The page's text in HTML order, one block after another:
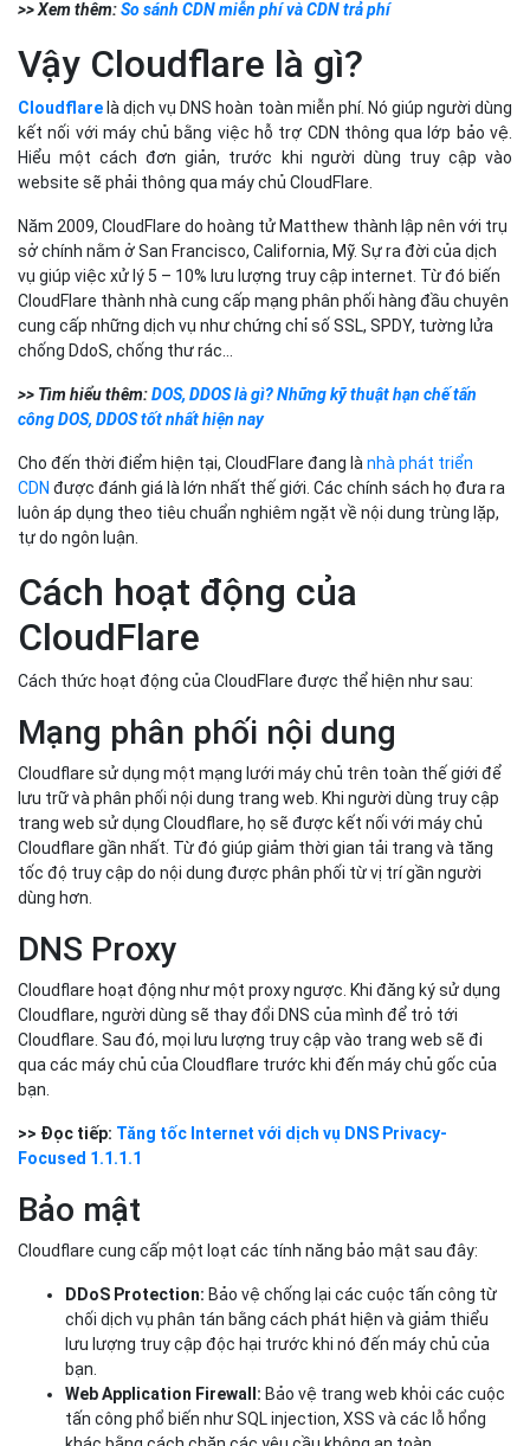
>> Xem thêm:So sánh CDN miễn phí và CDN trả phí
Vậy Cloudflare là gì?
Cloudflare là dịch vụ DNS hoàn toàn miễn phí. Nó giúp người dùng
kết nối với máy chủ bằng việc hỗ trợ CDN thông qua lớp bảo vệ.
Hiểu một cách đơn giản, trước khi người dùng truy cập vào
website sẽ phải thông qua máy chủ CloudFlare.
Năm 2009, CloudFlare do hoàng tử Matthew thành lập nên với trụ
sở chính nằm ở San Francisco, California, Mỹ. Sự ra đời của dịch
vụ giúp việc xử lý 5 – 10% lưu lượng truy cập internet. Từ đó biến
CloudFlare thành nhà cung cấp mạng phân phối hàng đầu chuyên
cung cấp những dịch vụ như chứng chỉ số SSL, SPDY, tường lửa
chống DdoS, chống thư rác…
>> Tìm hiểu thêm:DOS, DDOS là gì? Những kỹ thuật hạn chế tấn
công DOS, DDOS tốt nhất hiện nay
Cho đến thời điểm hiện tại, CloudFlare đang là nhà phát triển
CDN được đánh giá là lớn nhất thế giới. Các chính sách họ đưa ra
luôn áp dụng theo tiêu chuẩn nghiêm ngặt về nội dung trùng lặp,
tự do ngôn luận.
Cách hoạt động của
CloudFlare
Cách thức hoạt động của CloudFlare được thể hiện như sau:
Mạng phân phối nội dung
Cloudflare sử dụng một mạng lưới máy chủ trên toàn thế giới để
lưu trữ và phân phối nội dung trang web. Khi người dùng truy cập
trang web sử dụng Cloudflare, họ sẽ được kết nối với máy chủ
Cloudflare gần nhất. Từ đó giúp giảm thời gian tải trang và tăng
tốc độ truy cập do nội dung được phân phối từ vị trí gần người
dùng hơn.
DNS Proxy
Cloudflare hoạt động như một proxy ngược. Khi đăng ký sử dụng
Cloudflare, người dùng sẽ thay đổi DNS của mình để trỏ tới
Cloudflare. Sau đó, mọi lưu lượng truy cập vào trang web sẽ đi
qua các máy chủ của Cloudflare trước khi đến máy chủ gốc của
bạn.
>> Đọc tiếp: Tăng tốc Internet với dịch vụ DNS Privacy-
Focused 1.1.1.1
Bảo mật
Cloudflare cung cấp một loạt các tính năng bảo mật sau đây:
DDoS Protection: Bảo vệ chống lại các cuộc tấn công từ
chối dịch vụ phân tán bằng cách phát hiện và giảm thiểu
lưu lượng truy cập độc hại trước khi nó đến máy chủ của
bạn.
Web Application Firewall: Bảo vệ trang web khỏi các cuộc
tấn công phổ biến như SQL injection, XSS và các lỗ hổng